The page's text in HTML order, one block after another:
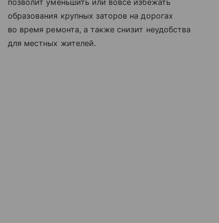
позволит уменьшить или вовсе избежать
образования крупных заторов на дорогах
во время ремонта, а также снизит неудобства
для местных жителей.